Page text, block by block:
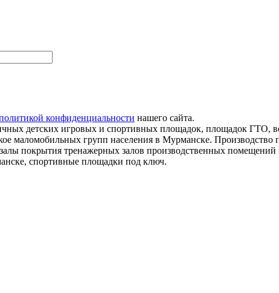
конфиденциальности нашего сайта.
детских игровых и спортивных площадок, площадок ГТО,
маломобильных групп населения в Мурманске.
покрытия тренажерных залов производственных
спортивные площадки под ключ.